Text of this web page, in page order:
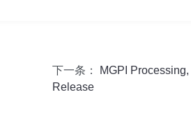
下一条：
MGPI
Release